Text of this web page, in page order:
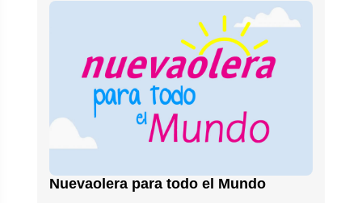
Nuevaolera para todo el Mundo